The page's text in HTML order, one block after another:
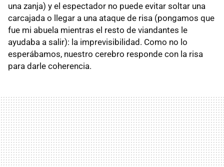
una zanja) y el espectador no puede evitar soltar una
carcajada o llegar a una ataque de risa (pongamos que
fue mi abuela mientras el resto de viandantes le
ayudaba a salir): la imprevisibilidad. Como no lo
esperábamos, nuestro cerebro responde con la risa
para darle coherencia.